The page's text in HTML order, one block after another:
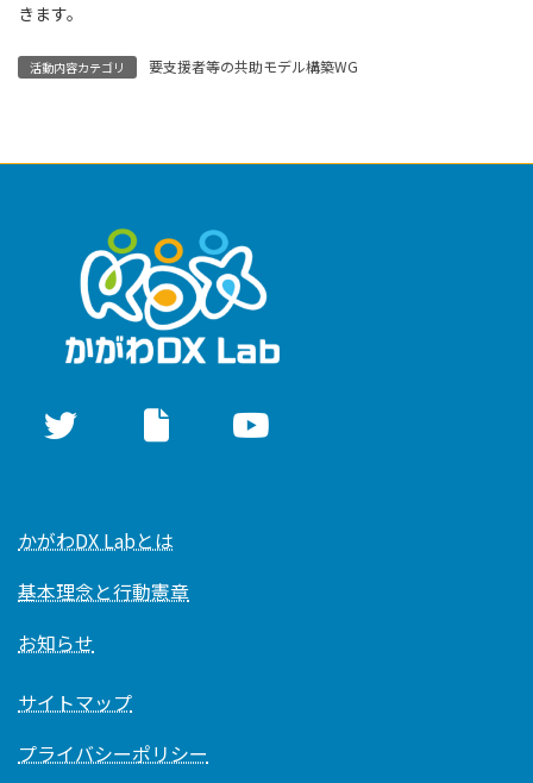
きます。
活動内容カテゴリ 要支援者等の共助モデル構築WG
かがわDX Labとは
基本理念と行動憲章
お知らせ
サイトマップ
プライバシーポリシー